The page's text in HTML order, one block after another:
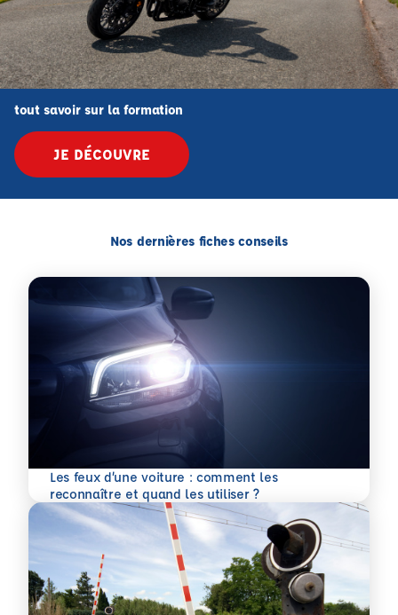
tout savoir sur la formation
JE DÉCOUVRE
Nos dernières fiches conseils
Les feux d’une voiture : comment les
reconnaître et quand les utiliser ?
En savoir plus